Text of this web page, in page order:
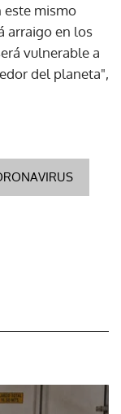
este mismo
arraigo en los
vulnerable a
del planeta",